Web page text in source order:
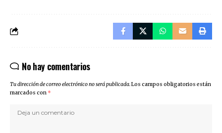
No hay comentarios
Tu dirección de correo electrónico no será publicada.Los campos obligatorios están
marcados con *